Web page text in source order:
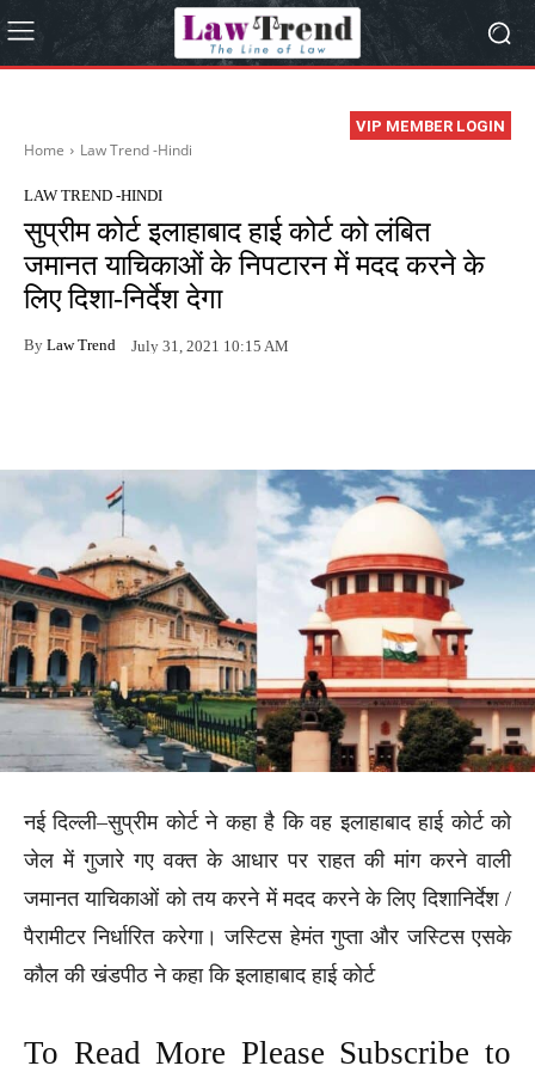
VIP MEMBER LOGIN
Home Law Trend -Hindi
LAW TREND -HINDI
सुप्रीम कोर्ट इलाहाबाद हाई कोर्ट को लंबित
जमानत याचिकाओं के निपटारन में मदद करने के
लिए दिशा-निर्देश देगा
By Law Trend July 31, 2021 10:15 AM
नई दिल्ली–सुप्रीम कोर्ट ने कहा है कि वह इलाहाबाद हाई कोर्ट को
जेल में गुजारे गए वक्त के आधार पर राहत की मांग करने वाली
जमानत याचिकाओं को तय करने में मदद करने के लिए दिशानिर्देश /
पैरामीटर निर्धारित करेगा। जस्टिस हेमंत गुप्ता और जस्टिस एसके
कौल की खंडपीठ ने कहा कि इलाहाबाद हाई कोर्ट
To Read More Please Subscribe to